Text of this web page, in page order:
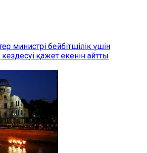
министрі бейбітшілік үшін
қажет екенін айтты